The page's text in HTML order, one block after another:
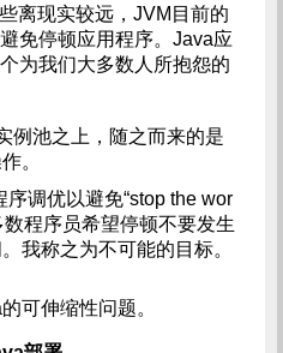
离现实较远，JVM目前的
免停顿应用程序。Java应
为我们大多数人所抱怨的
例池之上，随之而来的是
。
序调优以避免“stop the wor
数程序员希望停顿不要发生
我称之为不可能的目标。
可伸缩性问题。